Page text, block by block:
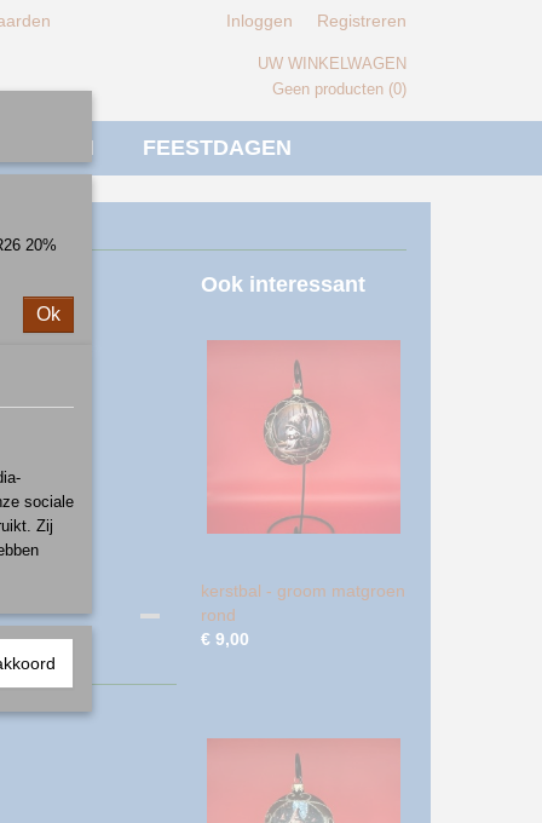
Inloggen Registreren
UW WINKELWAGEN
Geen producten (0)
FEESTDAGEN
Ook interessant
kerstbal - groom matgroen
rond
€ 9,00
20%
Ok
sociale
Zij